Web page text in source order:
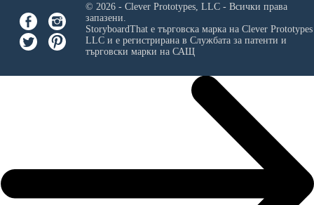
© 2026 - Clever Prototypes, LLC - Всички права
запазени.
StoryboardThat е търговска марка на Clever
LLCи е регистрирана в Службата за патенти и
търговски марки на САЩ